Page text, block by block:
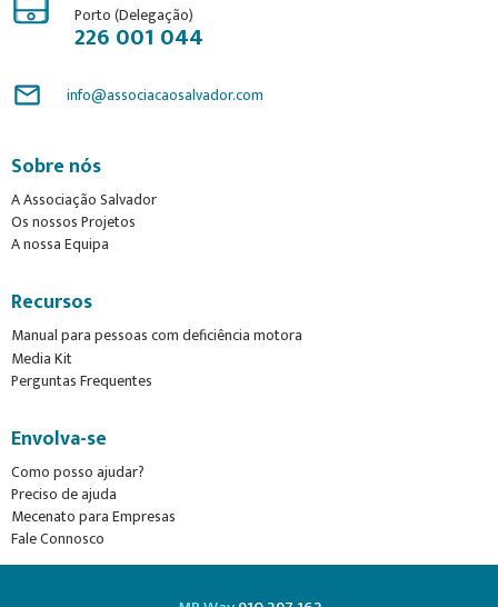
Porto (Delegação)
226 001 044
mail_outline info@associacaosalvador.com
Sobre nós
A Associação Salvador
Os nossos Projetos
A nossa Equipa
Recursos
Manual para pessoas com deficiência motora
Media Kit
Perguntas Frequentes
Envolva-se
Como posso ajudar?
Preciso de ajuda
Mecenato para Empresas
Fale Connosco